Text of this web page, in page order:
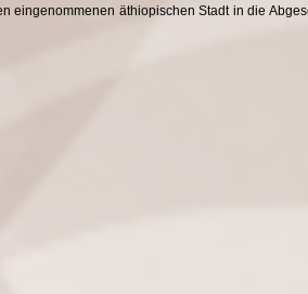
äthiopischen Stadt in die